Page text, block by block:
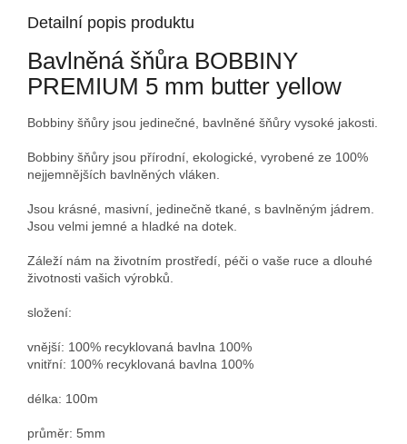
Detailní popis produktu
Bavlněná šňůra BOBBINY
PREMIUM 5 mm butter yellow
Bobbiny šňůry jsou jedinečné, bavlněné šňůry vysoké jakosti.
Bobbiny šňůry jsou přírodní, ekologické, vyrobené ze 100%
nejjemnějších bavlněných vláken.
Jsou krásné, masivní, jedinečně tkané, s bavlněným jádrem.
Jsou velmi jemné a hladké na dotek.
Záleží nám na životním prostředí, péči o vaše ruce a dlouhé
životnosti vašich výrobků.
složení:
vnější: 100% recyklovaná bavlna 100%
vnitřní: 100% recyklovaná bavlna 100%
délka: 100m
průměr: 5mm